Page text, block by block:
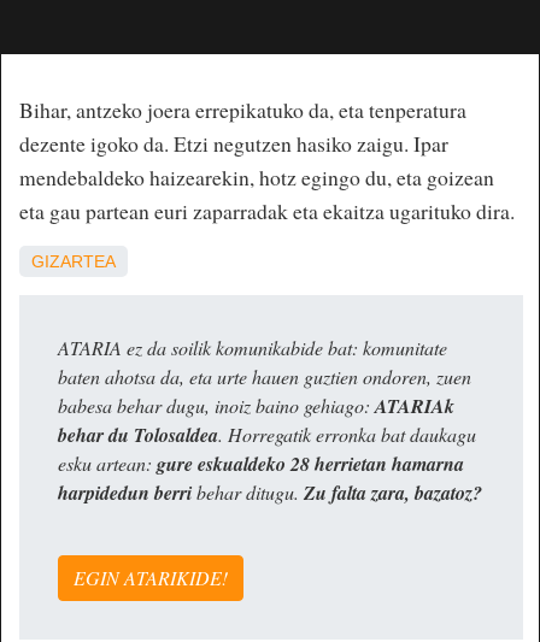
Bihar, antzeko joera errepikatuko da, eta tenperatura
dezente igoko da. Etzi negutzen hasiko zaigu. Ipar
mendebaldeko haizearekin, hotz egingo du, eta goizean
eta gau partean euri zaparradak eta ekaitza ugarituko dira.
GIZARTEA
ATARIA ez da soilik komunikabide bat: komunitate
baten ahotsa da, eta urte hauen guztien ondoren, zuen
babesa behar dugu, inoiz baino gehiago:ATARIAk
behar du Tolosaldea. Horregatik erronka bat daukagu
esku artean: gure eskualdeko 28 herrietan hamarna
harpidedun berribehar ditugu. Zu falta zara, bazatoz?
EGIN ATARIKIDE!